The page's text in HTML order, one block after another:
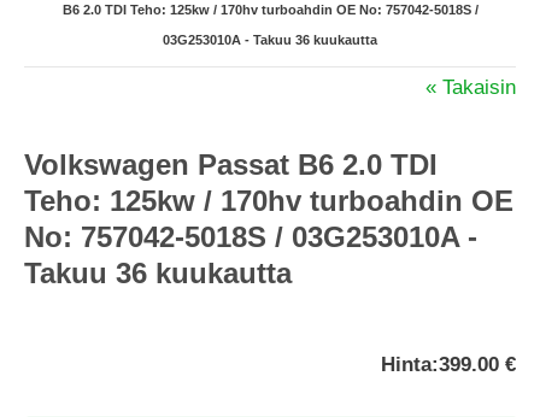
B6 2.0 TDI Teho: 125kw / 170hv turboahdin OE No: 757042-5018S /
03G253010A - Takuu 36 kuukautta
« Takaisin
Volkswagen Passat B6 2.0 TDI
Teho: 125kw / 170hv turboahdin OE
No: 757042-5018S / 03G253010A -
Takuu 36 kuukautta
Hinta:399.00 €